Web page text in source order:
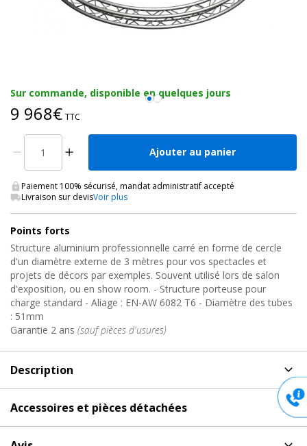
Sur commande, disponible en quelques jours
9 968€ TTC
Ajouter au panier
Paiement 100% sécurisé, mandat administratif accepté
Livraison sur devisVoir plus
Points forts
Structure aluminium professionnelle carré en forme de cercle
d'un diamètre externe de 3 mètres pour vos spectacles et
projets de décors par exemples. Souvent utilisé lors de salon
d'exposition, ou en show room. - Structure porteuse pour
charge standard - Aliage : EN-AW 6082 T6 - Diamètre des tubes
: 51mm
Garantie 2 ans (sauf pièces d'usures)
Description
de Cercle de Structure Alu Carrée, X30V-C300
Prolyte
Structure aluminium professionnelle carré en forme de cercle
Accessoires et pièces détachées